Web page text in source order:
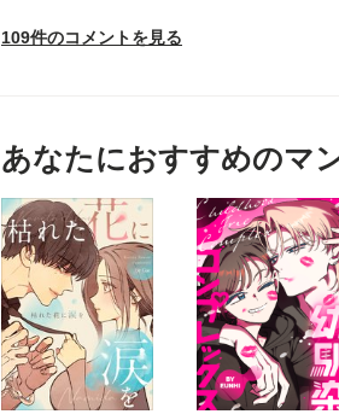
109件のコメントを見る
あなたにおすすめのマ